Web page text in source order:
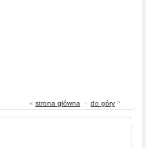
« strona główna - do góry ^